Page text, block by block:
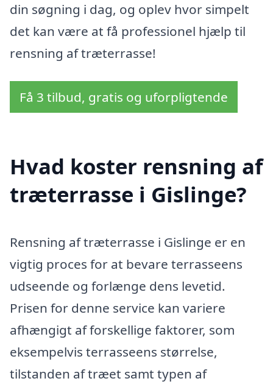
din søgning i dag, og oplev hvor simpelt
det kan være at få professionel hjælp til
rensning af træterrasse!
Få 3 tilbud, gratis og uforpligtende
Hvad koster rensning af
træterrasse i Gislinge?
Rensning af træterrasse i Gislinge er en
vigtig proces for at bevare terrasseens
udseende og forlænge dens levetid.
Prisen for denne service kan variere
afhængigt af forskellige faktorer, som
eksempelvis terrasseens størrelse,
tilstanden af træet samt typen af